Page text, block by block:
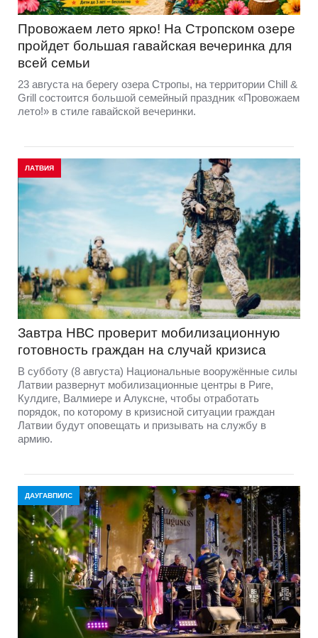
Провожаем лето ярко! На Стропском озере
пройдет большая гавайская вечеринка для
всей семьи
23 августа на берегу озера Стропы, на территории Chill &
Grill состоится большой семейный праздник «Провожаем
лето!» в стиле гавайской вечеринки.
ЛАТВИЯ
Завтра НВС проверит мобилизационную
готовность граждан на случай кризиса
В субботу (8 августа) Национальные вооружённые силы
Латвии развернут мобилизационные центры в Риге,
Кулдиге, Валмиере и Алуксне, чтобы отработать
порядок, по которому в кризисной ситуации граждан
Латвии будут оповещать и призывать на службу в
армию.
ДАУГАВПИЛС